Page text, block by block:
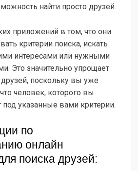
найти просто друзей.
приложений в том, что они
критерии поиска, искать
интересами или нужными
Это значительно упрощает
поскольку вы уже
человек, которого вы
под указанные вами критерии.
по
онлайн
поиска друзей: